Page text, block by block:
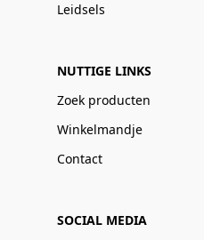
Leidsels
NUTTIGE LINKS
Zoek producten
Winkelmandje
Contact
SOCIAL MEDIA